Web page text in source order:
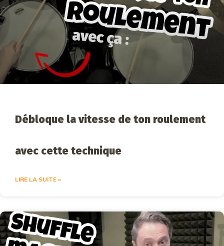
Débloque la vitesse de ton roulement
avec cette technique
LIRE LA SUITE »